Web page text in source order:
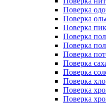
Поверка
Поверка
Поверка
Поверка
Поверка
Поверка
Поверка
Поверка
Поверка
Поверка
Поверка